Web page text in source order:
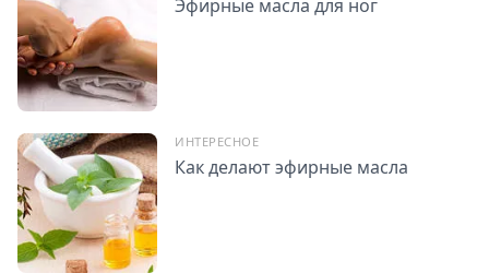
Эфирные масла для ног
ИНТЕРЕСНОЕ
Как делают эфирные масла